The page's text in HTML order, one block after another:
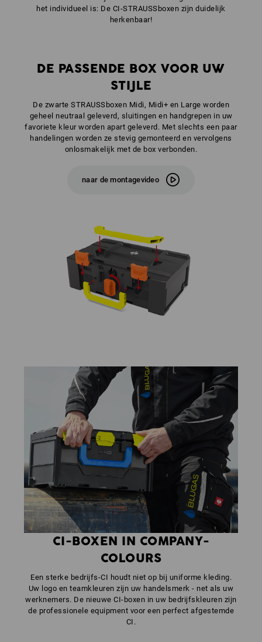
het individueel is: De CI-STRAUSSboxen zijn duidelijk
herkenbaar!
DE PASSENDE BOX VOOR UW
STIJLE
De zwarte STRAUSSboxen Midi, Midi+ en Large worden
geheel neutraal geleverd, sluitingen en handgrepen in uw
favoriete kleur worden apart geleverd. Met slechts een paar
handelingen worden ze stevig gemonteerd en vervolgens
onlosmakelijk met de box verbonden.
naar de montagevideo
CI-BOXEN IN COMPANY-
COLOURS
Een sterke bedrijfs-CI houdt niet op bij uniforme kleding.
Uw logo en teamkleuren zijn uw handelsmerk - net als uw
werknemers. De nieuwe CI-boxen in uw bedrijfskleuren zijn
de professionele equipment voor een perfect afgestemde
CI.